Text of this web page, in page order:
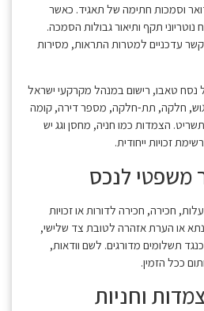
וסמכות חתימה של תאגיד. כאשר
נוטריוני תקף ותיאור גבולות הסמכה.
קשר עדכניים למטרות התראות, מסירות
נסח טאבו, רישום במנהל מקרקעי ישראל
חלקה, תת-חלקה, מספר דירה, קומה
הצמדות כמו חניה, מחסן וגג יש
זכויות ייחודית.
משפטי לנכס
חכירה, חכירה לדורות או זכויות
או הערת אזהרה לטובת צד שלישי,
תשלומים מדורגים. לשם וודאות,
ככל הזמין.
וחניות